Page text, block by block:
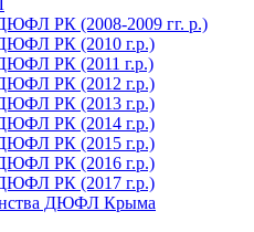
РК (2008-2009 гг. р.)
РК (2010 г.р.)
РК (2011 г.р.)
РК (2012 г.р.)
РК (2013 г.р.)
РК (2014 г.р.)
РК (2015 г.р.)
РК (2016 г.р.)
РК (2017 г.р.)
ДЮФЛ Крыма